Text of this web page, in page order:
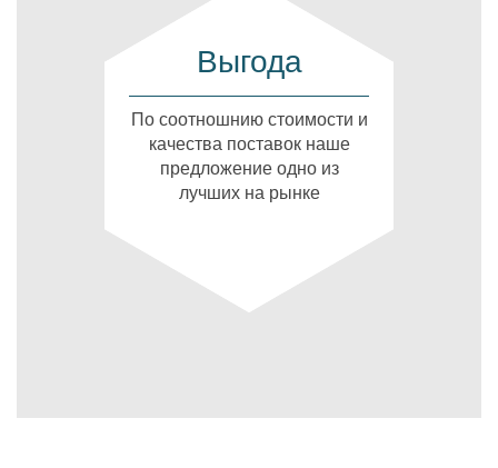
Выгода
По соотношнию стоимости и
качества поставок наше
предложение одно из
лучших на рынке